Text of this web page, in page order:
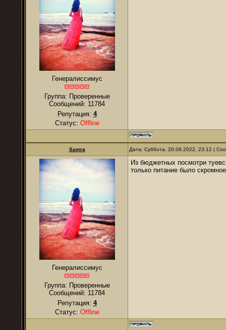
Генералиссимус
Группа: Проверенные
Сообщений: 11784
Репутация: 4
Статус: Offline
Samra Дата: Суббота, 20.08.2022, 23:12 |
Генералиссимус
Группа: Проверенные
Сообщений: 11784
Репутация: 4
Статус: Offline
Из бюджетных посмотри
только питание было